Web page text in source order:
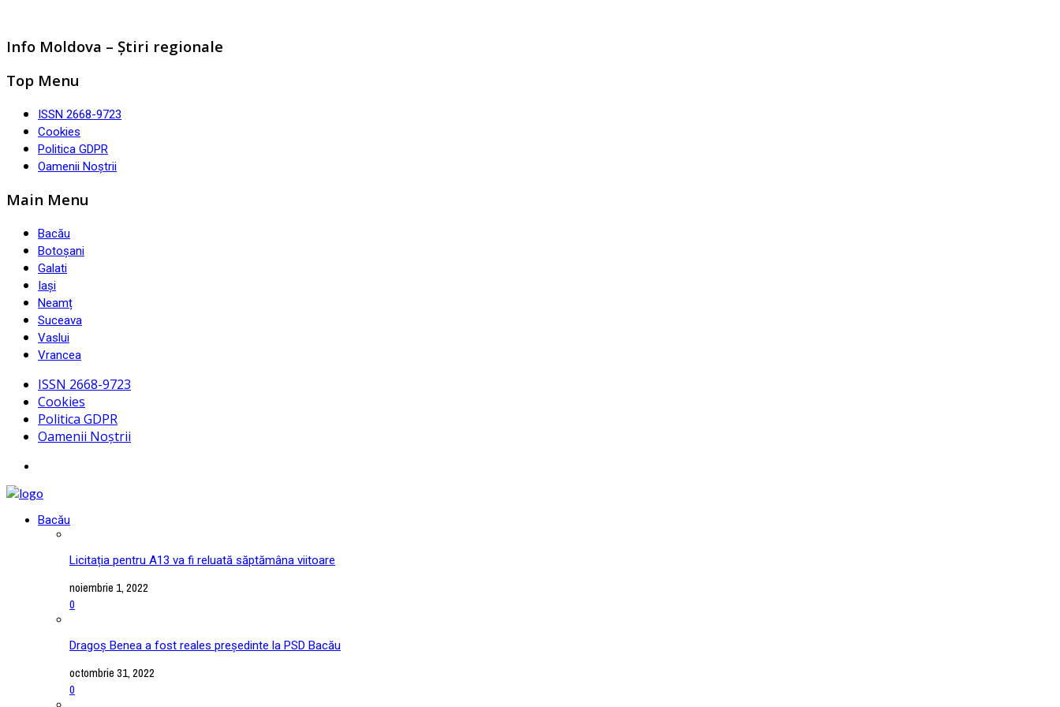
Info Moldova – Știri regionale
Top Menu
ISSN 2668-9723
Cookies
Politica GDPR
Oamenii Noștrii
Main Menu
Bacău
Botoșani
Galati
Iași
Neamț
Suceava
Vaslui
Vrancea
ISSN 2668-9723
Cookies
Politica GDPR
Oamenii Noștrii
Bacău
Licitația pentru A13 va fi reluată săptămâna viitoare
noiembrie 1, 2022
0
Dragoș Benea a fost reales președinte la PSD Bacău
octombrie 31, 2022
0